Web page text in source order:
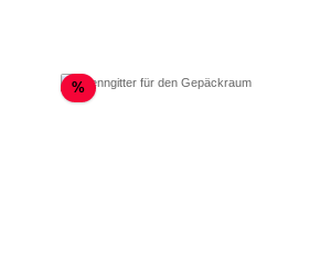
%Rabatt